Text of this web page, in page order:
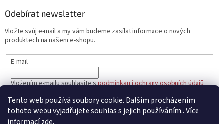
Tento web používá soubory cookie. Dalším procházením
tohoto webu vyjadřujete souhlas s jejich používáním.. Více
informacízde.
Odebírat newsletter
Vložte svůj e-mail a my vám budeme zasílat informace o nových
produktech na našem e-shopu.
E-mail
Vložením e-mailu souhlasíte spodmínkami ochrany osobních údajů
PŘIHLÁSIT SE